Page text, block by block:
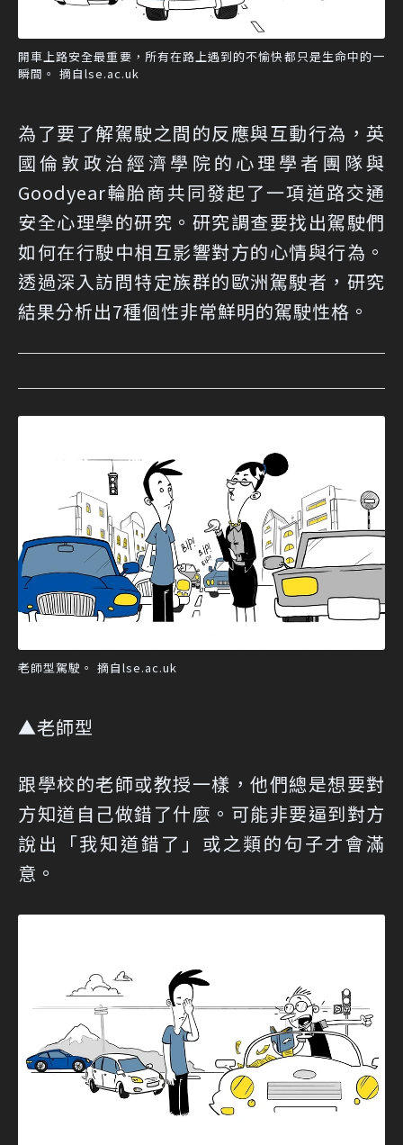
開車上路安全最重要，所有在路上遇到的不愉快都只是生命中的一
瞬間。 摘自lse.ac.uk
為了要了解駕駛之間的反應與互動行為，英
國倫敦政治經濟學院的心理學者團隊與
Goodyear輪胎商共同發起了一項道路交通
安全心理學的研究。研究調查要找出駕駛們
如何在行駛中相互影響對方的心情與行為。
透過深入訪問特定族群的歐洲駕駛者，研究
結果分析出7種個性非常鮮明的駕駛性格。
老師型駕駛。 摘自lse.ac.uk
▲老師型
跟學校的老師或教授一樣，他們總是想要對
方知道自己做錯了什麼。可能非要逼到對方
說出「我知道錯了」或之類的句子才會滿
意。